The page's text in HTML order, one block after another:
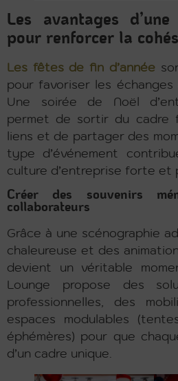
Les avantages
pour renforcer la
Les fêtes de fin d’année
pour favoriser les échanges
Une soirée de Noël
permet de sortir du cadre
liens et de partager des
type d’événement
culture d’entreprise forte et
Créer des souvenirs
collaborateurs
Grâce à une scénographie
chaleureuse et des
devient un véritable
Lounge propose des
professionnelles, des
espaces modulables
éphémères) pour que
d’un cadre unique.